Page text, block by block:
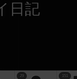
日記
29 151